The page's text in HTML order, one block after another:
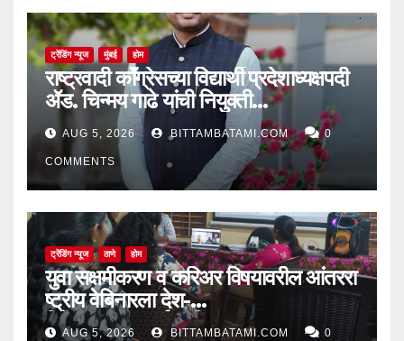
ट्रेंडिंग न्यूज मुंबई होम
राष्ट्रवादी काँग्रेसच्या विद्यार्थी प्रदेशाध्यक्षपदी
ॲड. चिन्मय गाढे यांची नियुक्ती…
AUG 5, 2026 BITTAMBATAMI.COM 0
COMMENTS
ट्रेंडिंग न्यूज ठाणे होम
युवा सक्षमीकरण व करिअर विषयावरील आंतररा
ष्ट्रीय वेबिनारला देश-
विदेशातून उत्स्फूर्त प्रतिसाद
AUG 5, 2026 BITTAMBATAMI.COM 0